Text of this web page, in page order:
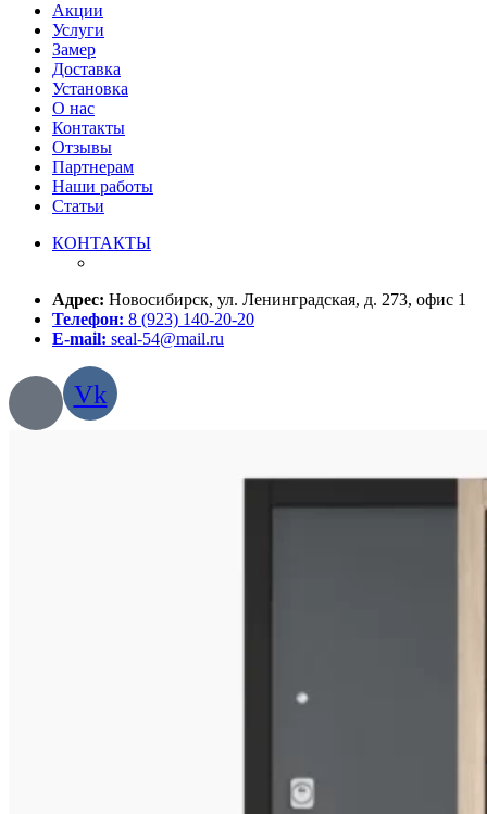
Акции
Услуги
Замер
Доставка
Установка
О нас
Контакты
Отзывы
Партнерам
Наши работы
Статьи
КОНТАКТЫ
Адрес: Новосибирск, ул. Ленинградская, д. 273, офис 1
Телефон: 8 (923) 140-20-20
E-mail: seal-54@mail.ru
Vk